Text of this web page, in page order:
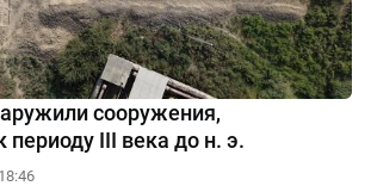
сооружения,
периоду III века до н. э.